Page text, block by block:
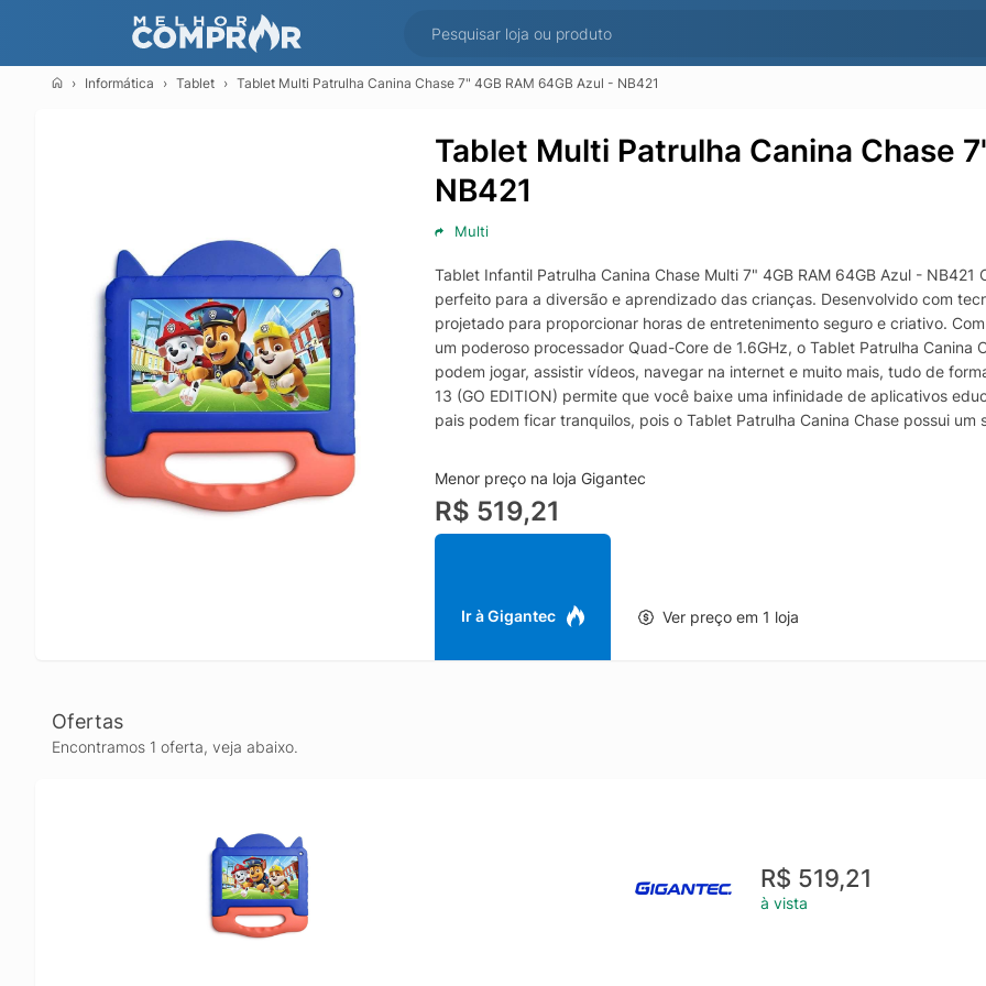
Informática Tablet Tablet Multi Patrulha Canina Chase 7" 4GB RAM 64GB Azul - NB421
Tablet Multi Patrulha Canina Chase
NB421
Multi
Tablet Infantil Patrulha Canina Chase Multi 7" 4GB RAM 64GB Azul -
perfeito para a diversão e aprendizado das crianças. Desenvolvido com
projetado para proporcionar horas de entretenimento seguro e criativo.
um poderoso processador Quad-Core de 1.6GHz, o Tablet Patrulha
podem jogar, assistir vídeos, navegar na internet e muito mais, tudo de
13 (GO EDITION) permite que você baixe uma infinidade de aplicativos
pais podem ficar tranquilos, pois o Tablet Patrulha Canina Chase possui
usem o tablet com segurança. Isso permite que os pais monitorem o que
de uso. O tablet vem com o Google Kids Space, um ambiente seguro e
variedade de conteúdos educacionais e de entretenimento para que as
tablet vem com o Google Kids Space, um ambiente seguro e divertido
conteúdos educacionais e de entretenimento para que as crianças possam
Patrulha Canina Chase 7" 4GB RAM 64GB - Conexões: Wi-Fi; Usb-C -
(expansível até 128) - Bateria: 2.800mah Código Certificado Anatel -
Menor preço na loja Gigantec
R$ 519,21
Ir à Gigantec Ver preço em 1 loja
Ofertas
Encontramos 1 oferta, veja abaixo.
R$ 519,21
à vista